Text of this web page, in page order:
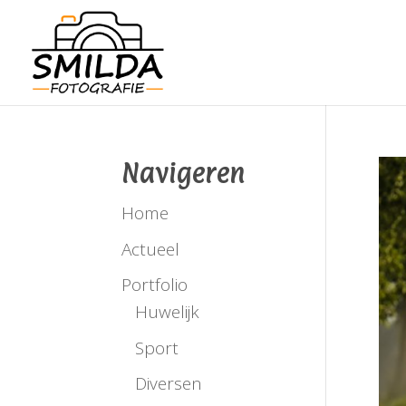
Navigeren
Home
Actueel
Portfolio
Huwelijk
Sport
Diversen